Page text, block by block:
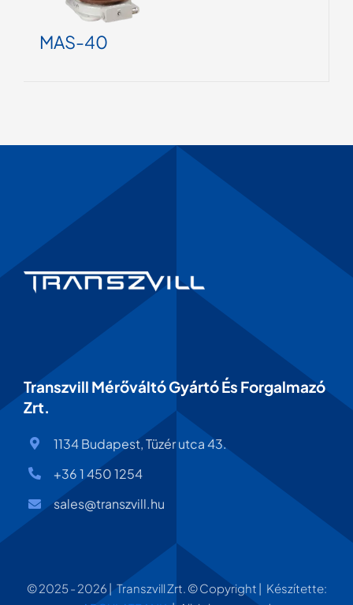
MAS-40
Transzvill Mérőváltó Gyártó És Forgalmazó
Zrt.
1134 Budapest, Tüzér utca 43.
+36 1 450 1254
sales@transzvill.hu
© 2025 - 2026 | Transzvill Zrt. © Copyright | Készítette: